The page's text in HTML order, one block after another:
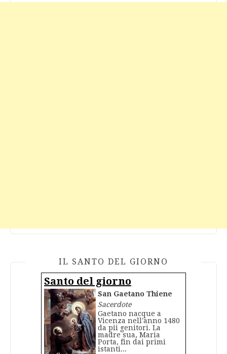
IL SANTO DEL GIORNO
Santo del giorno
San Gaetano Thiene
Sacerdote
Gaetano nacque a
Vicenza nell'anno 1480
da pii genitori. La
madre sua, Maria
Porta, fin dai primi
istanti...